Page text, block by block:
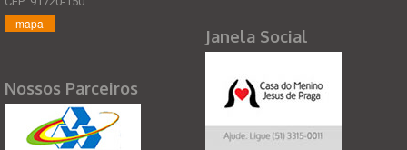
mapa
Nossos Parceiros
Janela Social